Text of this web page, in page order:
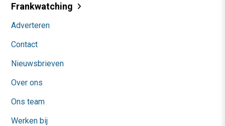
Frankwatching
Adverteren
Contact
Nieuwsbrieven
Over ons
Ons team
Werken bij